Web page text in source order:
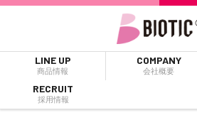
LINE UP
商品情報
COMPANY
会社概要
RECRUIT
採用情報